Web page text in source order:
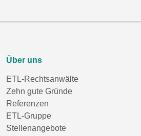
Über uns
ETL-Rechtsanwälte
Zehn gute Gründe
Referenzen
ETL-Gruppe
Stellenangebote